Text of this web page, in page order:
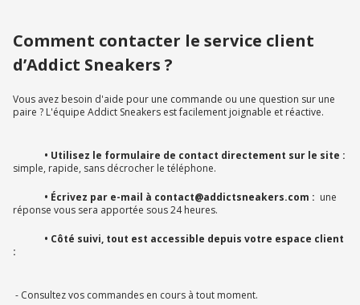
Comment contacter le service client
d’Addict Sneakers ?
Vous avez besoin d'aide pour une commande ou une question sur une
paire ? L'équipe Addict Sneakers est facilement joignable et réactive.
• Utilisez le formulaire de contact directement sur le site :
simple, rapide, sans décrocher le téléphone.
• Écrivez par e-mail à contact@addictsneakers.com : une
réponse vous sera apportée sous 24 heures.
• Côté suivi, tout est accessible depuis votre espace client
:
- Consultez vos commandes en cours à tout moment.